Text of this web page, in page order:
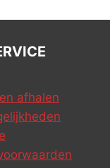
afhalen